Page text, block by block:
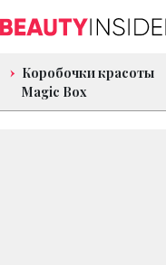
Коробочки красоты
Magic Box